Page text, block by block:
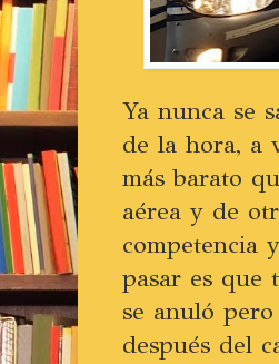
Ya nunca se
de la hora, a
más barato
aérea y de
competencia
pasar es que
se anuló
después del